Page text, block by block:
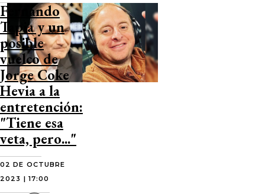
Fernando
Tapia y un
posible
vuelco de
Jorge Coke
Hevia a la
entretención:
"Tiene esa
veta, pero..."
02 DE OCTUBRE
2023 | 17:00